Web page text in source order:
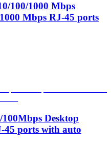
100/1000 Mbps
Mbps RJ-45 ports
Desktop
45 ports with auto